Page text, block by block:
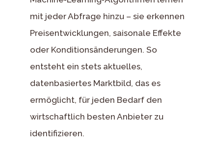
mit jeder Abfrage hinzu – sie erkennen
Preisentwicklungen, saisonale Effekte
oder Konditionsänderungen. So
entsteht ein stets aktuelles,
datenbasiertes Marktbild, das es
ermöglicht, für jeden Bedarf den
wirtschaftlich besten Anbieter zu
identifizieren.